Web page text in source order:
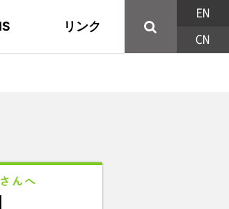
主な取り組み
資料
西北ブロック
X/Twitter
リンク
EN
CN
んへ